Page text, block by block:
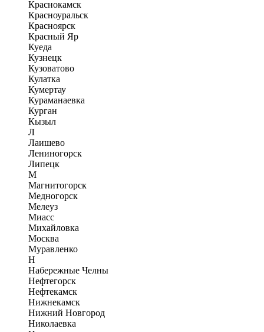
Краснокамск
Красноуральск
Красноярск
Красный Яр
Куеда
Кузнецк
Кузоватово
Кулатка
Кумертау
Кураманаевка
Курган
Кызыл
Л
Лаишево
Лениногорск
Липецк
М
Магнитогорск
Медногорск
Мелеуз
Миасс
Михайловка
Москва
Муравленко
Н
Набережные Челны
Нефтегорск
Нефтекамск
Нижнекамск
Нижний Новгород
Николаевка